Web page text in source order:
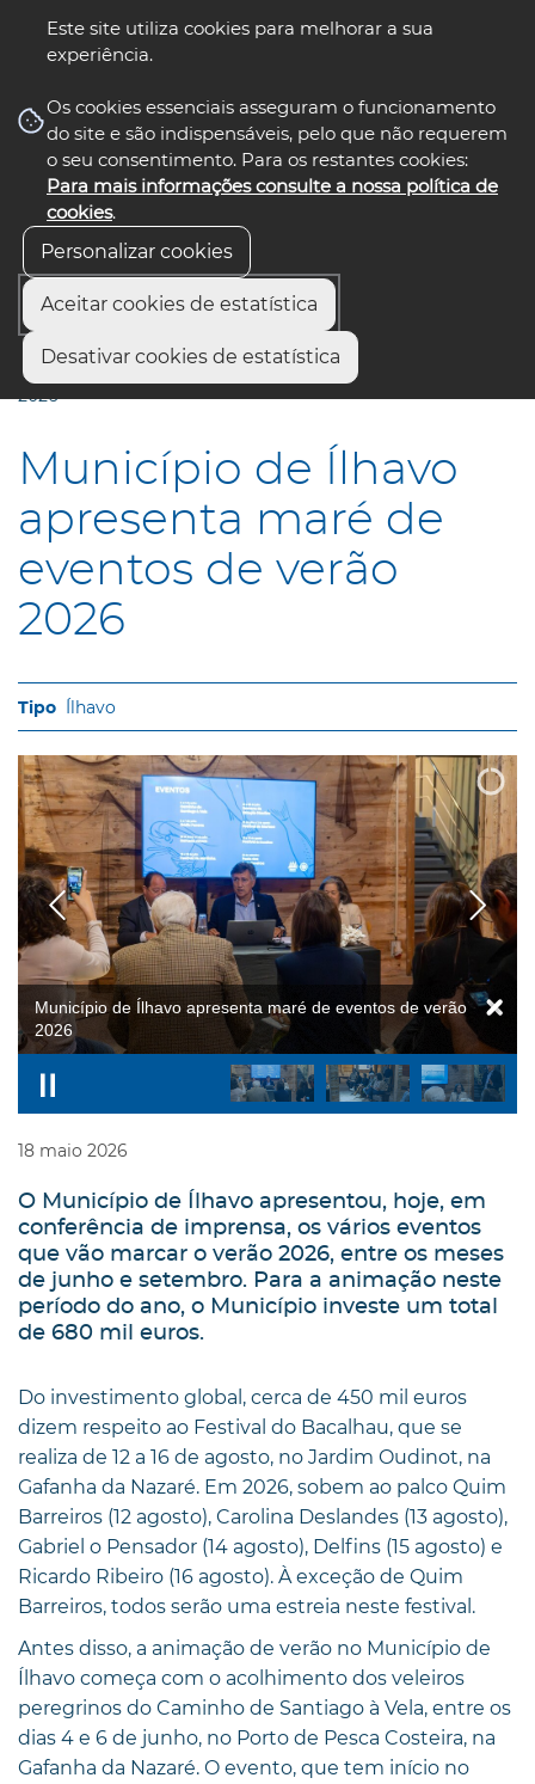
Este site utiliza cookies para melhorar a sua
experiência.
Os cookies essenciais asseguram o funcionamento
do site e são indispensáveis, pelo que não requerem
o seu consentimento. Para os restantes cookies:
Para mais informações consulte a nossa política de
cookies.
Personalizar cookies
Aceitar cookies de estatística
Desativar cookies de estatística
nos select language
Início
Município de Ílhavo apresenta maré de eventos de verão
2026
Município de Ílhavo
apresenta maré de
eventos de verão
2026
Ílhavo
Maré de eventos de verão 2026
18 maio 2026
O Município de Ílhavo apresentou, hoje, em
conferência de imprensa, os vários eventos
que vão marcar o verão 2026, entre os meses
de junho e setembro. Para a animação neste
período do ano, o Município investe um total
de 680 mil euros.
Do investimento global, cerca de 450 mil euros
dizem respeito ao Festival do Bacalhau, que se
realiza de 12 a 16 de agosto, no Jardim Oudinot, na
Gafanha da Nazaré. Em 2026, sobem ao palco Quim
Barreiros (12 agosto), Carolina Deslandes (13 agosto),
Gabriel o Pensador (14 agosto), Delfins (15 agosto) e
Ricardo Ribeiro (16 agosto). À exceção de Quim
Barreiros, todos serão uma estreia neste festival.
Antes disso, a animação de verão no Município de
Ílhavo começa com o acolhimento dos veleiros
peregrinos do Caminho de Santiago à Vela, entre os
dias 4 e 6 de junho, no Porto de Pesca Costeira, na
Gafanha da Nazaré. O evento, que tem início no